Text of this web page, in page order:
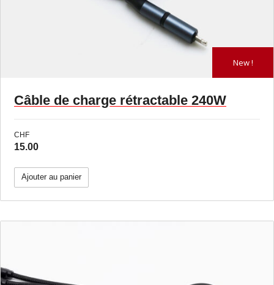
New !
Câble de charge rétractable 240W
CHF
15.00
Ajouter au panier